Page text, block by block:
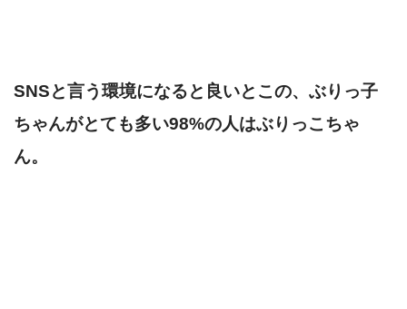
SNSと言う環境になると良いとこの、ぶりっ子
ちゃんがとても多い98%の人はぶりっこちゃ
ん。